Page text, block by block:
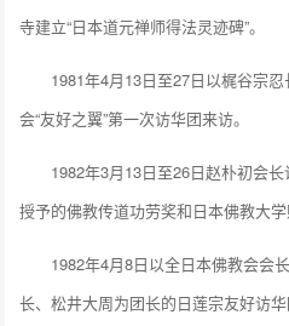
寺建立“日本道元禅师得法灵迹碑”。
1981年4月13日至27日以梶谷宗忍
会“友好之翼”第一次访华团来访。
1982年3月13日至26日赵朴初会长
授予的佛教传道功劳奖和日本佛教大学
1982年4月8日以全日本佛教会会
长、松井大周为团长的日莲宗友好访